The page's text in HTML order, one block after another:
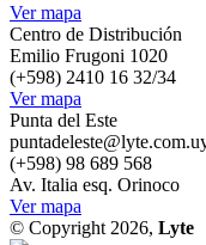
Ver mapa
Centro de Distribución
Emilio Frugoni 1020
(+598) 2410 16 32/34
Ver mapa
Punta del Este
(+598) 98 689 568
Av. Italia esq. Orinoco
Ver mapa
© Copyright 2026, Lyte